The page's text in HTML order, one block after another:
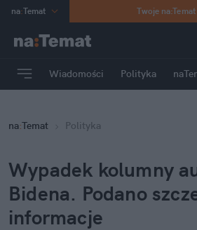
na:Temat
Poland
mama
Rozrywka
Twoje na:Temat
Wiadomości Polityka
na:Temat Polityka
Wypadek kolumny
Bidena. Podano
informacje